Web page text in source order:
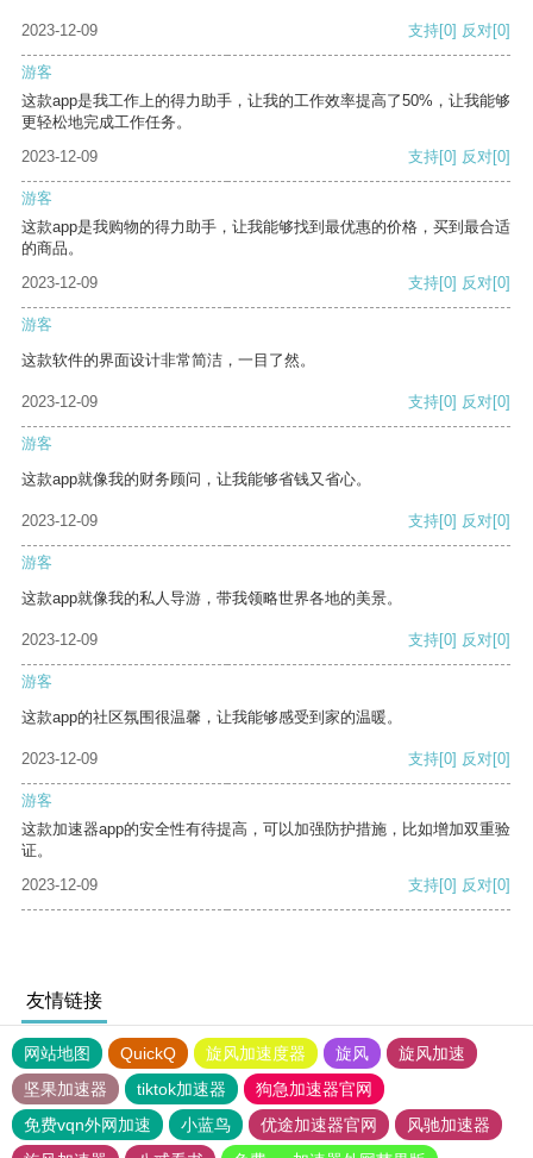
2023-12-09 支持[0] 反对[0]
游客
这款app是我工作上的得力助手，让我的工作效率提高了50%，让我能够
更轻松地完成工作任务。
2023-12-09
支持[0] 反对[0]
游客
这款app是我购物的得力助手，让我能够找到最优惠的价格，买到最合适
的商品。
2023-12-09
支持[0] 反对[0]
游客
这款软件的界面设计非常简洁，一目了然。
2023-12-09 支持[0] 反对[0]
游客
这款app就像我的财务顾问，让我能够省钱又省心。
2023-12-09 支持[0] 反对[0]
游客
这款app就像我的私人导游，带我领略世界各地的美景。
2023-12-09 支持[0] 反对[0]
游客
这款app的社区氛围很温馨，让我能够感受到家的温暖。
2023-12-09 支持[0] 反对[0]
游客
这款加速器app的安全性有待提高，可以加强防护措施，比如增加双重验
证。
2023-12-09
支持[0] 反对[0]
友情链接
网站地图 QuickQ 旋风加速度器 旋风
旋风加速
坚果加速器
tiktok加速器
狗急加速器官网
免费vqn外网加速
小蓝鸟 优途加速器官网
风驰加速器